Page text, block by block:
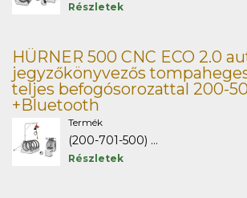
Részletek
HÜRNER 500 CNC ECO 2.0
jegyzőkönyvezős
teljes befogósorozattal 200-
+Bluetooth
Termék
(200-701-500) ...
Részletek